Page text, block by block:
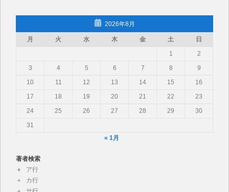
2026年8月
月 火 水 木 金 土
日
1
2
3
4 5 6 7 8
9
10
11 12 13 14 15
16
17
18 19 20 21 22
23
24
25 26 27 28 29
30
31
« 1月
著者検索
ア行
カ行